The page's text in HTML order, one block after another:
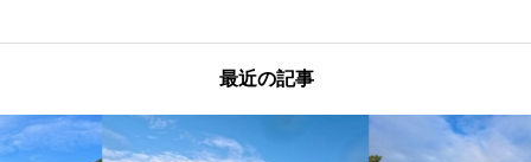
最近の記事